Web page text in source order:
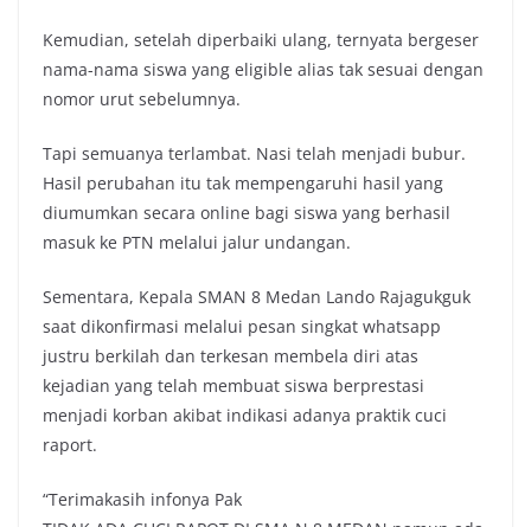
Kemudian, setelah diperbaiki ulang, ternyata bergeser
nama-nama siswa yang eligible alias tak sesuai dengan
nomor urut sebelumnya.
Tapi semuanya terlambat. Nasi telah menjadi bubur.
Hasil perubahan itu tak mempengaruhi hasil yang
diumumkan secara online bagi siswa yang berhasil
masuk ke PTN melalui jalur undangan.
Sementara, Kepala SMAN 8 Medan Lando Rajagukguk
saat dikonfirmasi melalui pesan singkat whatsapp
justru berkilah dan terkesan membela diri atas
kejadian yang telah membuat siswa berprestasi
menjadi korban akibat indikasi adanya praktik cuci
raport.
“Terimakasih infonya Pak